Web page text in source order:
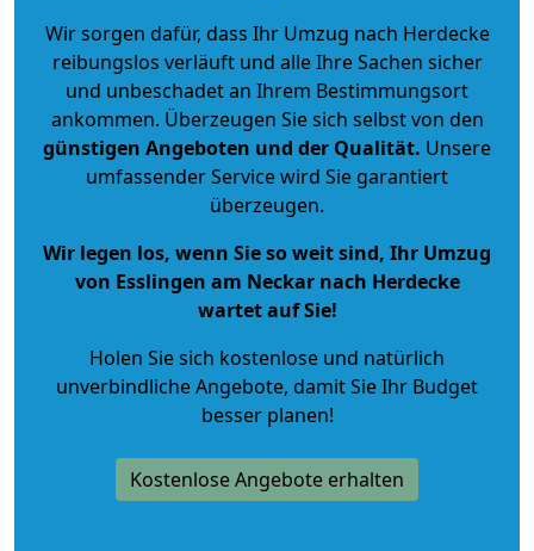
Wir sorgen dafür, dass Ihr Umzug nach Herdecke
reibungslos verläuft und alle Ihre Sachen sicher
und unbeschadet an Ihrem Bestimmungsort
ankommen. Überzeugen Sie sich selbst von den
günstigen Angeboten und der Qualität. Unsere
umfassender Service wird Sie garantiert
überzeugen.
Wir legen los, wenn Sie so weit sind, Ihr Umzug
von Esslingen am Neckar nach Herdecke
wartet auf Sie!
Holen Sie sich kostenlose und natürlich
unverbindliche Angebote, damit Sie Ihr Budget
besser planen!
Kostenlose Angebote erhalten